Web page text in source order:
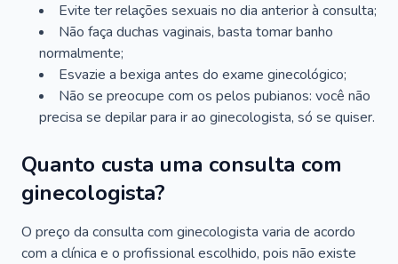
Evite ter relações sexuais no dia anterior à consulta;
Não faça duchas vaginais, basta tomar banho
normalmente;
Esvazie a bexiga antes do exame ginecológico;
Não se preocupe com os pelos pubianos: você não
precisa se depilar para ir ao ginecologista, só se quiser.
Quanto custa uma consulta com
ginecologista?
O preço da consulta com ginecologista varia de acordo
com a clínica e o profissional escolhido, pois não existe